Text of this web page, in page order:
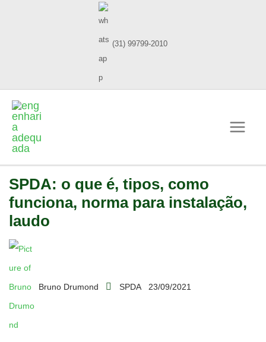
(31) 99799-2010
SPDA: o que é, tipos, como
funciona, norma para instalação,
laudo
Bruno Drumond SPDA 23/09/2021